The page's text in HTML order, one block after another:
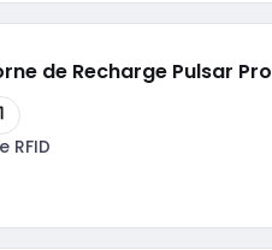
de Recharge Pulsar Pro
RFID